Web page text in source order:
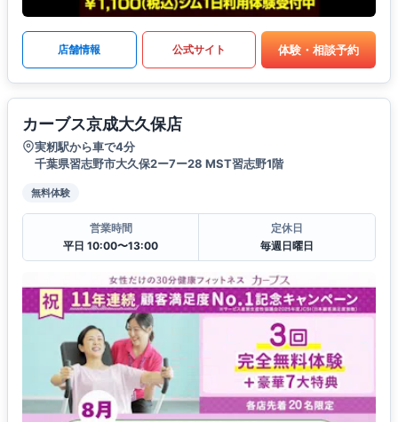
店舗情報 公式サイト 体験・相談予約
カーブス京成大久保店
実籾駅から車で4分
千葉県習志野市大久保2ー7ー28 MST習志野1階
無料体験
営業時間
平日 10:00〜13:00
定休日
毎週日曜日